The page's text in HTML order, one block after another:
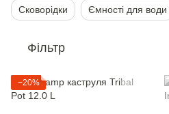
Сковорідки Ємності для води
Фільтр
−20%